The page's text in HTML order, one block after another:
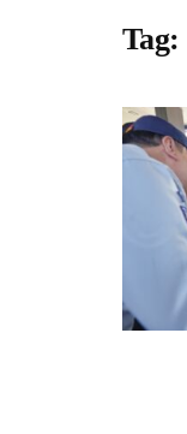
Tag: